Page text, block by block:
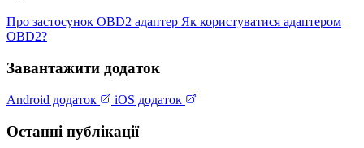
Про застосунок OBD2 адаптер Як користуватися адаптером
OBD2?
Завантажити додаток
Android додаток iOS додаток
Останні публікації